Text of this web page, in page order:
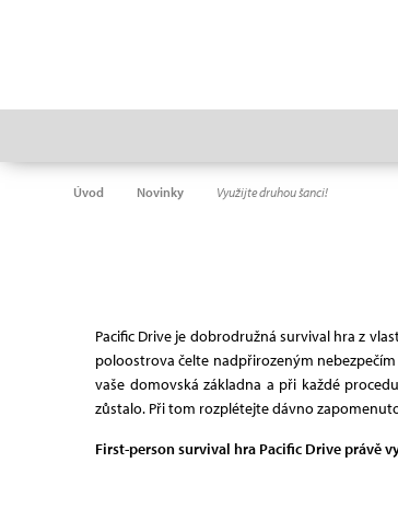
Úvod Novinky Využijte druhou šanci!
Pacific Drive je dobrodružná survival hra z
poloostrova čelte nadpřirozeným
vaše domovská základna a při každé
zůstalo. Při tom rozplétejte dávno
First-person survival hra Pacific Drive právě